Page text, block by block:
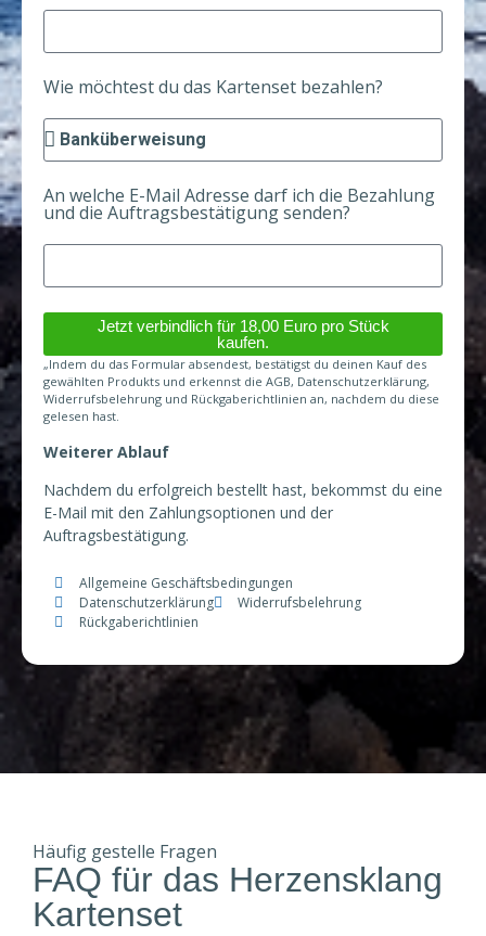
Wie möchtest du das Kartenset bezahlen?
An welche E-Mail Adresse darf ich die Bezahlung
und die Auftragsbestätigung senden?
Jetzt verbindlich für 18,00 Euro pro Stück
kaufen.
„Indem du das Formular absendest, bestätigst du deinen Kauf des
gewählten Produkts und erkennst die AGB, Datenschutzerklärung,
Widerrufsbelehrung und Rückgaberichtlinien an, nachdem du diese
gelesen hast.
Weiterer Ablauf
Nachdem du erfolgreich bestellt hast, bekommst du eine
E-Mail mit den Zahlungsoptionen und der
Auftragsbestätigung.
Allgemeine Geschäftsbedingungen
Datenschutzerklärung
Widerrufsbelehrung
Rückgaberichtlinien
Häufig gestelle Fragen
FAQ für das Herzensklang
Kartenset